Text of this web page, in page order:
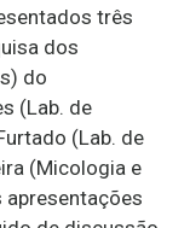
três
dos
do
(Lab. de
(Lab. de
(Micologia e
apresentações